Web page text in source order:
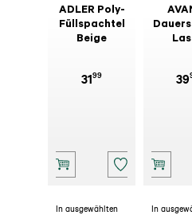
ADLER Poly-
Füllspachtel
Beige
3199 39
In ausgewählten
In